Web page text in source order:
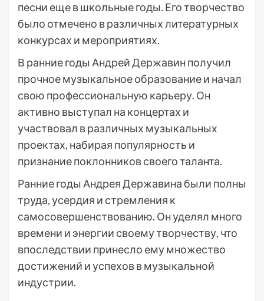
песни еще в школьные годы. Его творчество
было отмечено в различных литературных
конкурсах и мероприятиях.
В ранние годы Андрей Державин получил
прочное музыкальное образование и начал
свою профессиональную карьеру. Он
активно выступал на концертах и
участвовал в различных музыкальных
проектах, набирая популярность и
признание поклонников своего таланта.
Ранние годы Андрея Державина были полны
труда, усердия и стремления к
самосовершенствованию. Он уделял много
времени и энергии своему творчеству, что
впоследствии принесло ему множество
достижений и успехов в музыкальной
индустрии.